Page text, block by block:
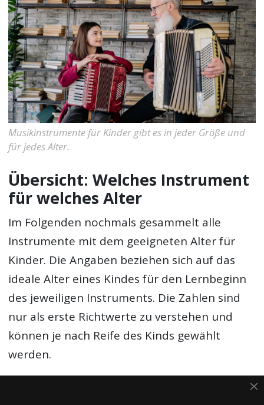
Musikinstrumente für Kinder gibt es in jeder Größe und
für jedes Alter.
Übersicht: Welches Instrument
für welches Alter
Im Folgenden nochmals gesammelt alle
Instrumente mit dem geeigneten Alter für
Kinder. Die Angaben beziehen sich auf das
ideale Alter eines Kindes für den Lernbeginn
des jeweiligen Instruments. Die Zahlen sind
nur als erste Richtwerte zu verstehen und
können je nach Reife des Kinds gewählt
werden.
Beachte immer, dass die Instrumente für das